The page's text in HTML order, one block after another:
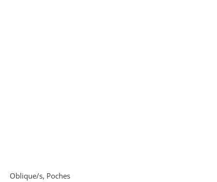
Oblique/s, Poches